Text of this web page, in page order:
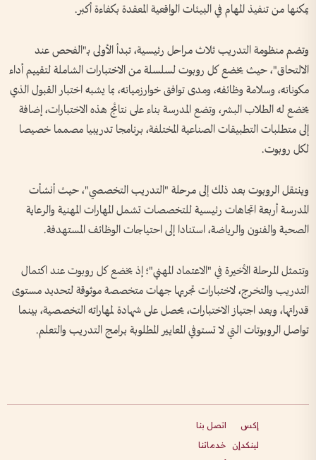
يمكنها من تنفيذ المهام في البيئات الواقعية المعقدة بكفاءة أكبر.
وتضم منظومة التدريب ثلاث مراحل رئيسية، تبدأ الأولى بـ"الفحص عند
الالتحاق"، حيث يخضع كل روبوت لسلسلة من الاختبارات الشاملة لتقييم أداء
مكوناته، وسلامة وظائفه، ومدى توافق خوارزمياته، بما يشبه اختبار القبول الذي
يخضع له الطلاب البشر، وتضع المدرسة بناء على نتائج هذه الاختبارات، إضافة
إلى متطلبات التطبيقات الصناعية المختلفة، برنامجا تدريبيا مصمما خصيصا
لكل روبوت.
وينتقل الروبوت بعد ذلك إلى مرحلة "التدريب التخصصي"، حيث أنشأت
المدرسة أربعة اتجاهات رئيسية للتخصصات تشمل المهارات المهنية والرعاية
الصحية والفنون والرياضة، استنادا إلى احتياجات الوظائف المستهدفة.
وتتمثل المرحلة الأخيرة في "الاعتماد المهني"؛ إذ يخضع كل روبوت عند اكتمال
التدريب والتخرج، لاختبارات تجريها جهات متخصصة موثوقة لتحديد مستوى
قدراتها، وبعد اجتياز الاختبارات، يحصل على شهادة لمهاراته التخصصية، بينما
تواصل الروبوتات التي لا تستوفي المعايير المطلوبة برامج التدريب والتعلم.
إكس
لينكدإن
اتصل بنا
خدماتنا